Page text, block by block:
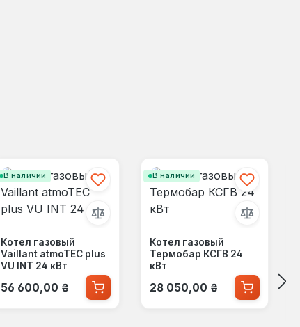
В наличии
Котел газовый
Vaillant atmoTEC plus
VU INT 24 кВт
Обычная цена:
56 600,00 ₴
В наличии
Котел газовый
Термобар КСГВ 24
кВт
Обычная цена:
28 050,00 ₴